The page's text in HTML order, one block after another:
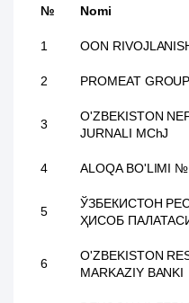
№ Nomi
1 OON
2 PROMEAT
3
O'ZBEKISTON
JURNALI MChJ
4 ALOQA BO'LIMI №
5
ЎЗБЕКИСТОН
ҲИСОБ
6
O'ZBEKISTON
MARKAZIY BANKI